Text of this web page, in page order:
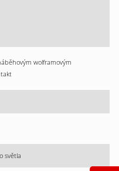
wolframovým
světla